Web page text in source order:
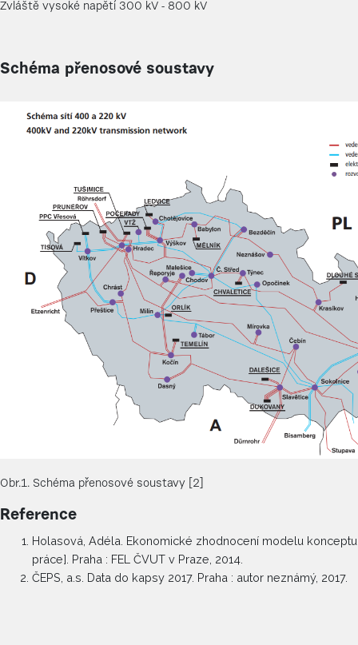
Zvláště vysoké napětí 300 kV - 800 kV
Schéma přenosové soustavy
Obr.1. Schéma přenosové soustavy [2]
Reference
Holasová, Adéla. Ekonomické zhodnocení modelu
práce]. Praha : FEL ČVUT v Praze, 2014.
ČEPS, a.s. Data do kapsy 2017. Praha : autor neznámý, 2017.